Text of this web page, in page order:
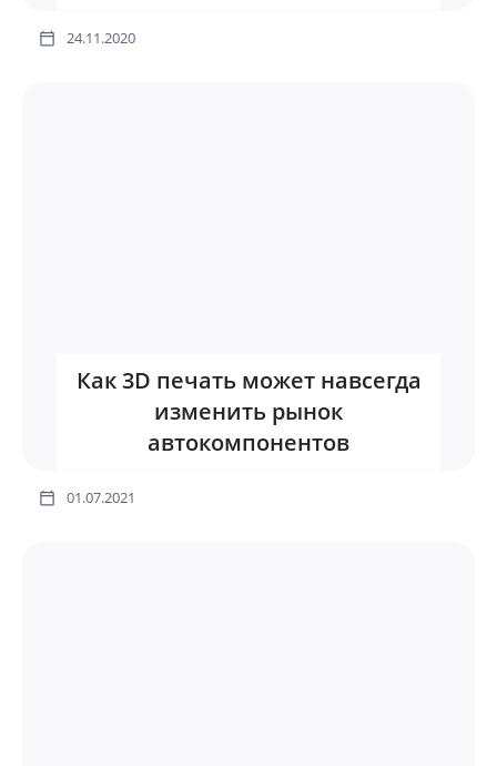
24.11.2020
Как 3D печать может навсегда
изменить рынок
автокомпонентов
01.07.2021